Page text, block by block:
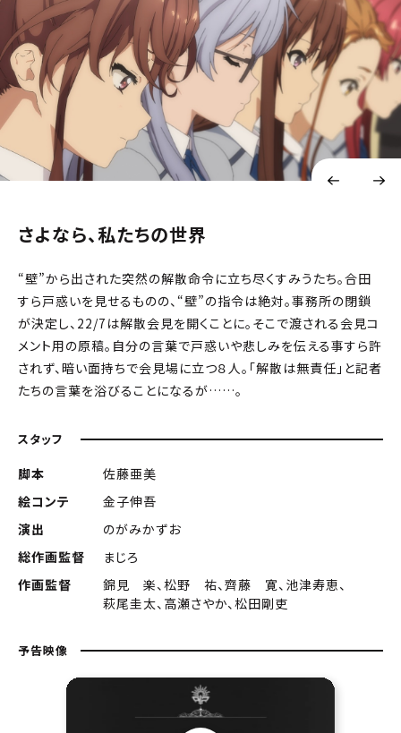
さよなら、私たちの世界
“壁”から出された突然の解散命令に立ち尽くすみうたち。合田
すら戸惑いを見せるものの、“壁”の指令は絶対。事務所の閉鎖
が決定し、22/7は解散会見を開くことに。そこで渡される会見コ
メント用の原稿。自分の言葉で戸惑いや悲しみを伝える事すら許
されず、暗い面持ちで会見場に立つ８人。「解散は無責任」と記者
たちの言葉を浴びることになるが……。
スタッフ
脚本
佐藤亜美
絵コンテ
金子伸吾
演出
のがみかずお
総作画監督
まじろ
作画監督
錦見 楽、松野 祐、齊藤 寛、池津寿恵、
萩尾圭太、高瀬さやか、松田剛吏
予告映像